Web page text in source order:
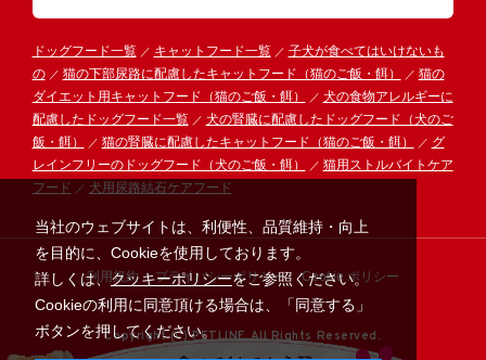
当社のウェブサイトは、利便性、品質維持・向上
を目的に、Cookieを使用しております。
詳しくは、クッキーポリシーをご参照ください。
Cookieの利用に同意頂ける場合は、「同意する」
ボタンを押してください。
ドッグフード一覧 キャットフード一覧
子犬が食べてはいけないも
の
猫の下部尿路に配慮したキャットフード（猫のご飯・餌）
猫の
ダイエット用キャットフード（猫のご飯・餌）
犬の食物アレルギーに
配慮したドッグフード一覧
犬の腎臓に配慮したドッグフード（犬のご
飯・餌）
猫の腎臓に配慮したキャットフード（猫のご飯・餌）
グ
レインフリーのドッグフード（犬のご飯・餌）
猫用ストルバイトケア
フード
犬用尿路結石ケアフード
利用規約 プライバシーポリシー Cookie ポリシー
Copyright (C) PETLINE All Rights Reserved.